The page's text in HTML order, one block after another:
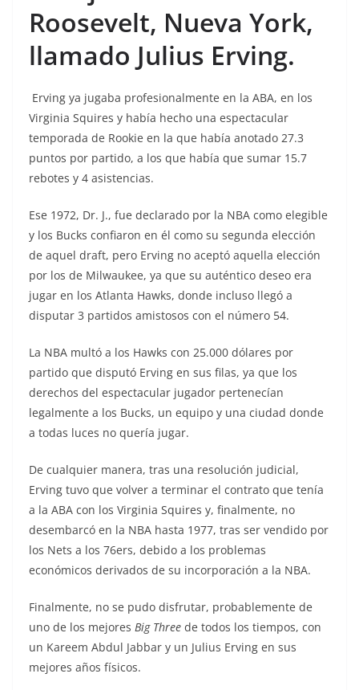
Roosevelt, Nueva York,
llamado Julius Erving.
Erving ya jugaba profesionalmente en la ABA, en los
Virginia Squires y había hecho una espectacular
temporada de Rookie en la que había anotado 27.3
puntos por partido, a los que había que sumar 15.7
rebotes y 4 asistencias.
Ese 1972, Dr. J., fue declarado por la NBA como elegible
y los Bucks confiaron en él como su segunda elección
de aquel draft, pero Erving no aceptó aquella elección
por los de Milwaukee, ya que su auténtico deseo era
jugar en los Atlanta Hawks, donde incluso llegó a
disputar 3 partidos amistosos con el número 54.
La NBA multó a los Hawks con 25.000 dólares por
partido que disputó Erving en sus filas, ya que los
derechos del espectacular jugador pertenecían
legalmente a los Bucks, un equipo y una ciudad donde
a todas luces no quería jugar.
De cualquier manera, tras una resolución judicial,
Erving tuvo que volver a terminar el contrato que tenía
a la ABA con los Virginia Squires y, finalmente, no
desembarcó en la NBA hasta 1977, tras ser vendido por
los Nets a los 76ers, debido a los problemas
económicos derivados de su incorporación a la NBA.
Finalmente, no se pudo disfrutar, probablemente de
uno de los mejores Big Three de todos los tiempos, con
un Kareem Abdul Jabbar y un Julius Erving en sus
mejores años físicos.